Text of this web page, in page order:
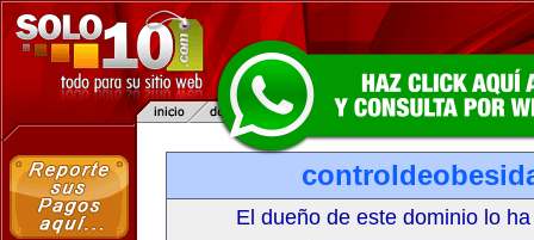
El dueño de este dominio lo